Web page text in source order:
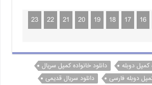
16
17
18
19
20
21
22
23
کمپل دوبله
دانلود خانواده کمپل سریال
دوبله فارسی
دانلود سریال قدیمی